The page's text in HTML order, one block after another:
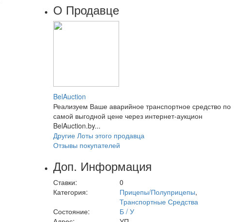
О Продавце
BelAuction
Реализуем Ваше аварийное транспортное средство по
самой выгодной цене через интернет-аукцион
BelAuction.by...
Другие Лоты этого продавца
Отзывы покупателей
Доп. Информация
Ставки:
0
Категория:
Прицепы/Полуприцепы,
Транспортные Средства
Состояние:
Б / У